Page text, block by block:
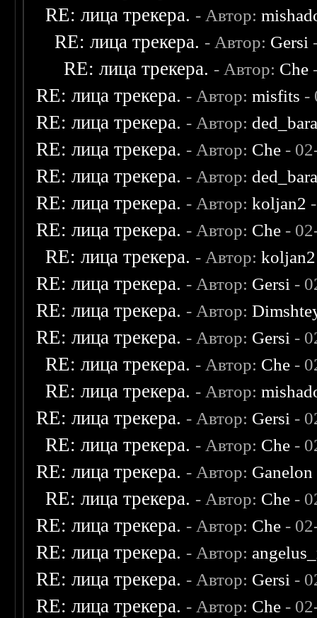
RE: лица трекера. - Автор:
RE: лица трекера. - Автор: Gersi
RE: лица трекера. - Автор: Che
RE: лица трекера. - Автор:misfits -
RE: лица трекера. - Автор:
RE: лица трекера. - Автор: Che -
RE: лица трекера. - Автор:
RE: лица трекера. - Автор:koljan2
RE: лица трекера. - Автор: Che -
RE: лица трекера. - Автор:koljan2
RE: лица трекера. - Автор: Gersi -
RE: лица трекера. - Автор:
RE: лица трекера. - Автор: Gersi -
RE: лица трекера. - Автор: Che -
RE: лица трекера. - Автор:
RE: лица трекера. - Автор: Gersi -
RE: лица трекера. - Автор: Che -
RE: лица трекера. - Автор: Ganelon
RE: лица трекера. - Автор: Che -
RE: лица трекера. - Автор: Che -
RE: лица трекера. - Автор:
RE: лица трекера. - Автор: Gersi -
RE: лица трекера. - Автор: Che -